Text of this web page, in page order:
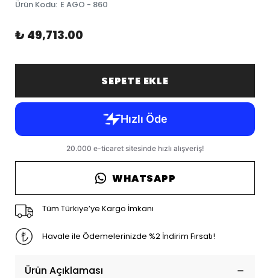
Ürün Kodu: E AGO - 860
₺ 49,713.00
SEPETE EKLE
WHATSAPP
Tüm Türkiye’ye Kargo İmkanı
Havale ile Ödemelerinizde %2 İndirim Fırsatı!
Ürün Açıklaması